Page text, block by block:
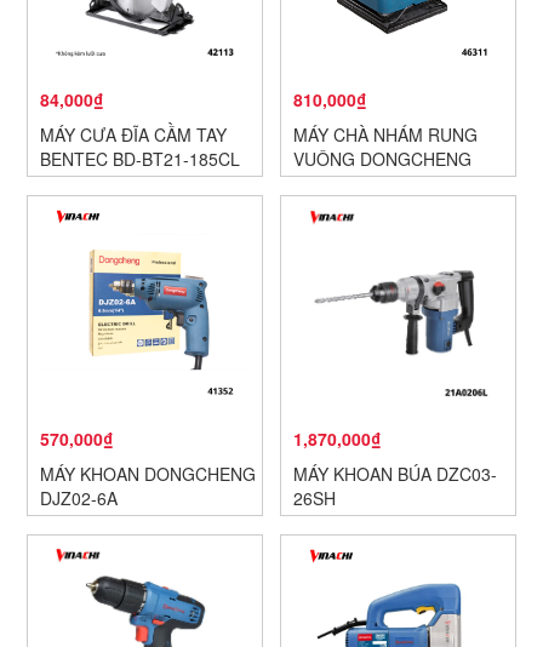
84,000₫
MÁY CƯA ĐĨA CẦM TAY
BENTEC BD-BT21-185CL
810,000₫
MÁY CHÀ NHÁM RUNG
VUÔNG DONGCHENG
DSB03-100S
570,000₫
MÁY KHOAN DONGCHENG
DJZ02-6A
1,870,000₫
MÁY KHOAN BÚA DZC03-
26SH